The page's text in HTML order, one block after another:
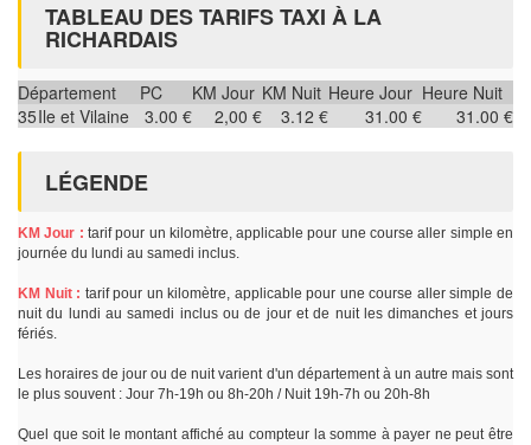
TABLEAU DES TARIFS TAXI À LA
RICHARDAIS
Département PC KM Jour KM Nuit Heure Jour Heure Nuit
35Ile et Vilaine 3.00 € 2,00 € 3.12 € 31.00 € 31.00 €
LÉGENDE
KM Jour : tarif pour un kilomètre, applicable pour une course aller simple en
journée du lundi au samedi inclus.
KM Nuit : tarif pour un kilomètre, applicable pour une course aller simple de
nuit du lundi au samedi inclus ou de jour et de nuit les dimanches et jours
fériés.
Les horaires de jour ou de nuit varient d'un département à un autre mais sont
le plus souvent : Jour 7h-19h ou 8h-20h / Nuit 19h-7h ou 20h-8h
Quel que soit le montant affiché au compteur la somme à payer ne peut être